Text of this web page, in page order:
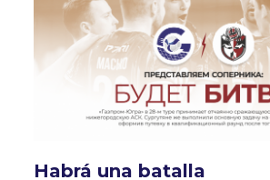
Habrá una batalla